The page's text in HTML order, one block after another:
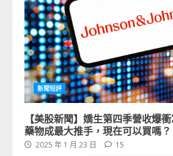
新聞短評
【美股新聞】嬌生第四季營收爆
藥物成最大推手，現在可以買嗎？
2025 年 1 月 23 日 15